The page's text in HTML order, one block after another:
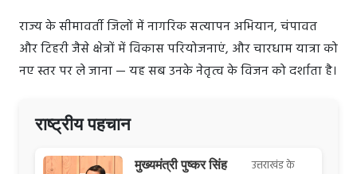
राज्य के सीमावर्ती जिलों में नागरिक सत्यापन अभियान, चंपावत
और टिहरी जैसे क्षेत्रों में विकास परियोजनाएं, और चारधाम यात्रा को
नए स्तर पर ले जाना — यह सब उनके नेतृत्व के विजन को दर्शाता है।
राष्ट्रीय पहचान
मुख्यमंत्री पुष्कर सिंह
उत्तराखंड के